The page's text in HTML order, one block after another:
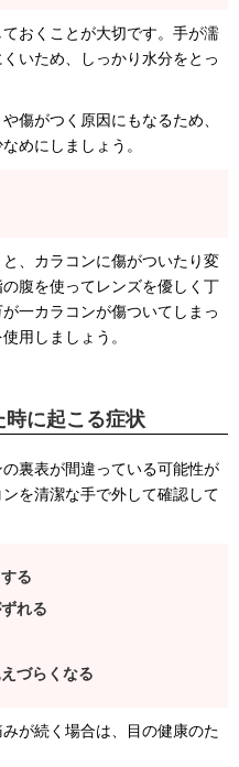
おくことが大切です。手が濡
いため、しっかり水分をとっ
傷がつく原因にもなるため、
めにしましょう。
、カラコンに傷がついたり変
腹を使ってレンズを優しく丁
一カラコンが傷ついてしまっ
用しましょう。
時に起こる症状
裏表が間違っている可能性が
を清潔な手で外して確認して
る
れる
づらくなる
が続く場合は、目の健康のた